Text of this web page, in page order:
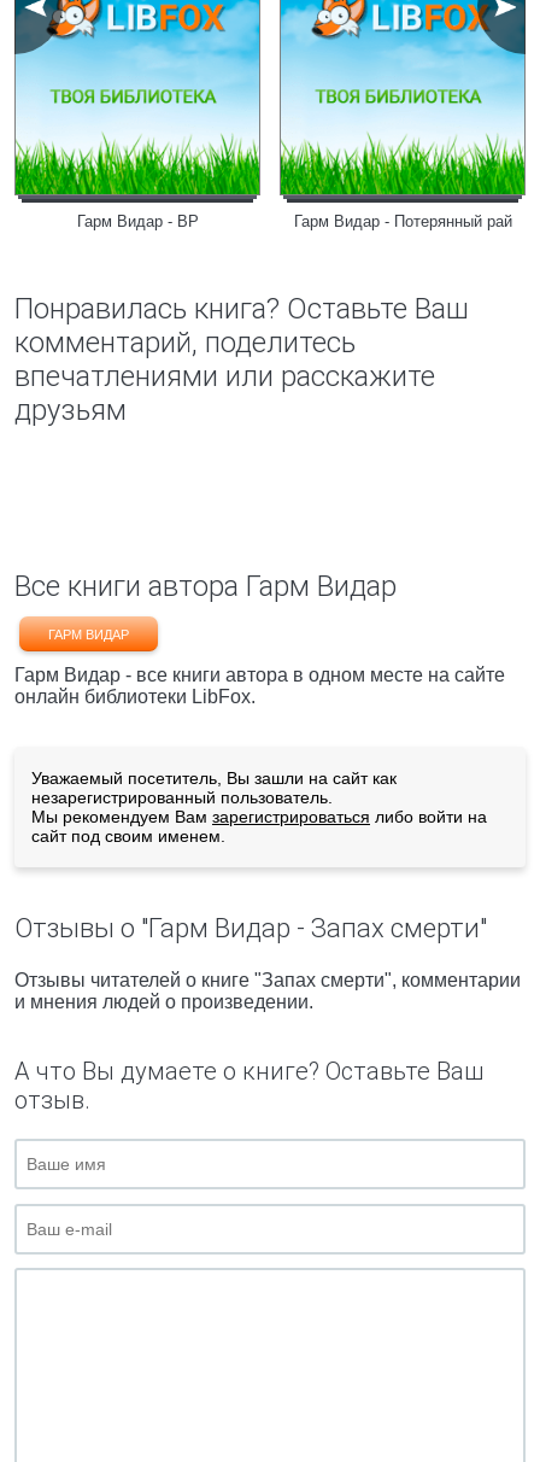
Гарм Видар - ВР Гарм Видар - Потерянный рай
Понравилась книга? Оставьте Ваш
комментарий, поделитесь
впечатлениями или расскажите
друзьям
Все книги автора Гарм Видар
ГАРМ ВИДАР
Гарм Видар - все книги автора в одном месте на сайте
онлайн библиотеки LibFox.
Уважаемый посетитель, Вы зашли на сайт как
незарегистрированный пользователь.
Мы рекомендуем Вам зарегистрироваться либо войти на
сайт под своим именем.
Отзывы о "Гарм Видар - Запах смерти"
Отзывы читателей о книге "Запах смерти", комментарии
и мнения людей о произведении.
А что Вы думаете о книге? Оставьте Ваш
отзыв.